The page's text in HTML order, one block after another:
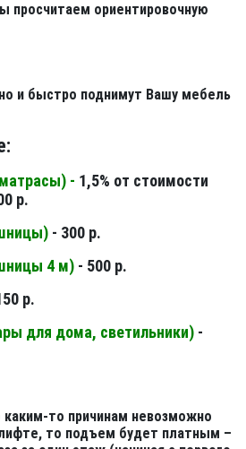
просчитаем ориентировочную
и быстро поднимут Вашу мебель
- 1,5% от стоимости
р.
) - 300 р.
4 м) - 500 р.
р.
для дома, светильники) -
каким-то причинам невозможно
лифте, то подъем будет платным –